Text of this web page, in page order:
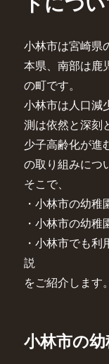
小林市は宮崎県
本県、南部は鹿
の町です。
小林市は人口減
測は依然と深刻
少子高齢化が進
の取り組みにつ
そこで、
・小林市の幼稚
・小林市の幼稚
・小林市でも
説
をご紹介します。
小林市の